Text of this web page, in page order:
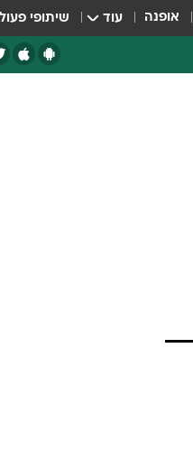
אופנה עוד שיתופי